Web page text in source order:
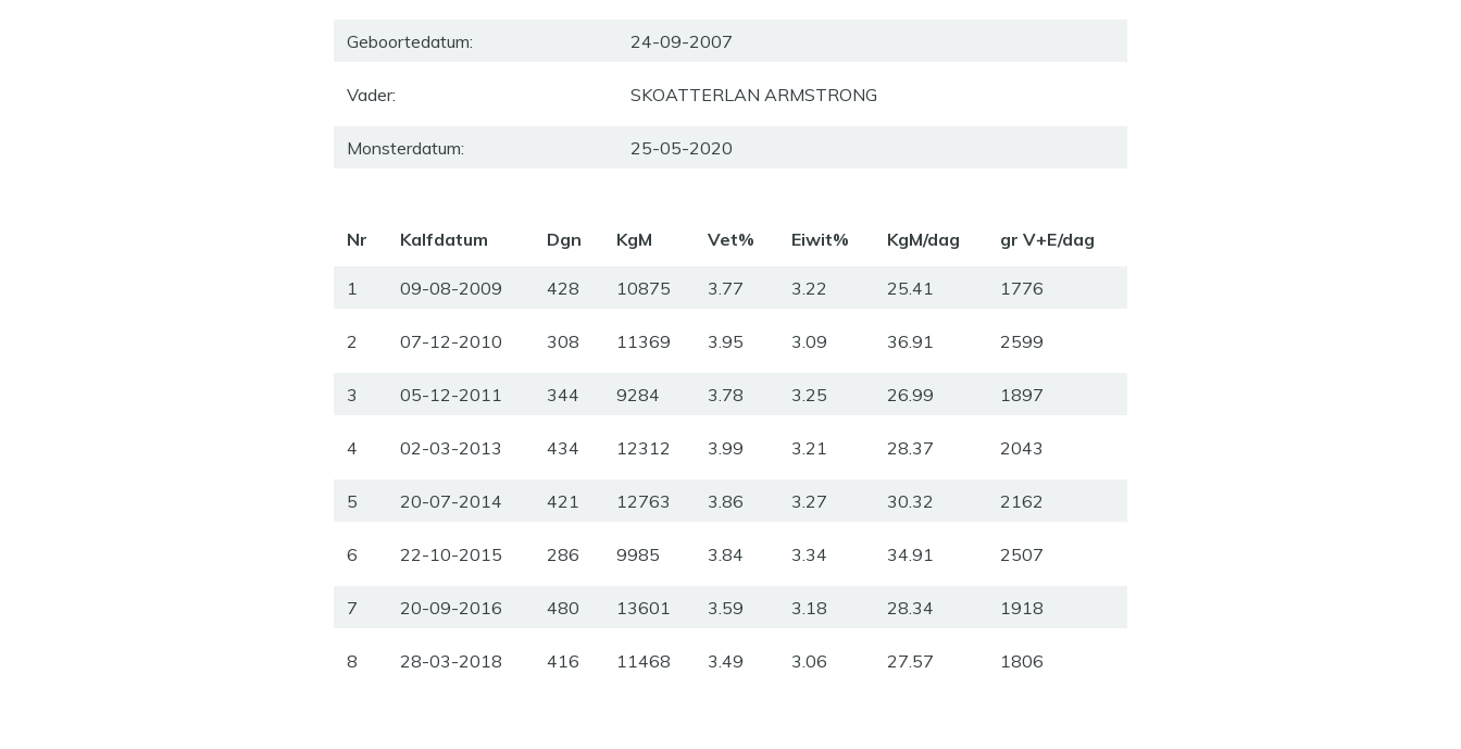
Geboortedatum: 24-09-2007
Vader: SKOATTERLAN ARMSTRONG
Monsterdatum: 25-05-2020
Nr Kalfdatum Dgn KgM Vet% Eiwit% KgM/dag gr V+E/dag
1 09-08-2009 428 10875 3.77 3.22 25.41 1776
2 07-12-2010 308 11369 3.95 3.09 36.91 2599
3 05-12-2011 344 9284 3.78 3.25 26.99 1897
4 02-03-2013 434 12312 3.99 3.21 28.37 2043
5 20-07-2014 421 12763 3.86 3.27 30.32 2162
6 22-10-2015 286 9985 3.84 3.34 34.91 2507
7 20-09-2016 480 13601 3.59 3.18 28.34 1918
8 28-03-2018 416 11468 3.49 3.06 27.57 1806